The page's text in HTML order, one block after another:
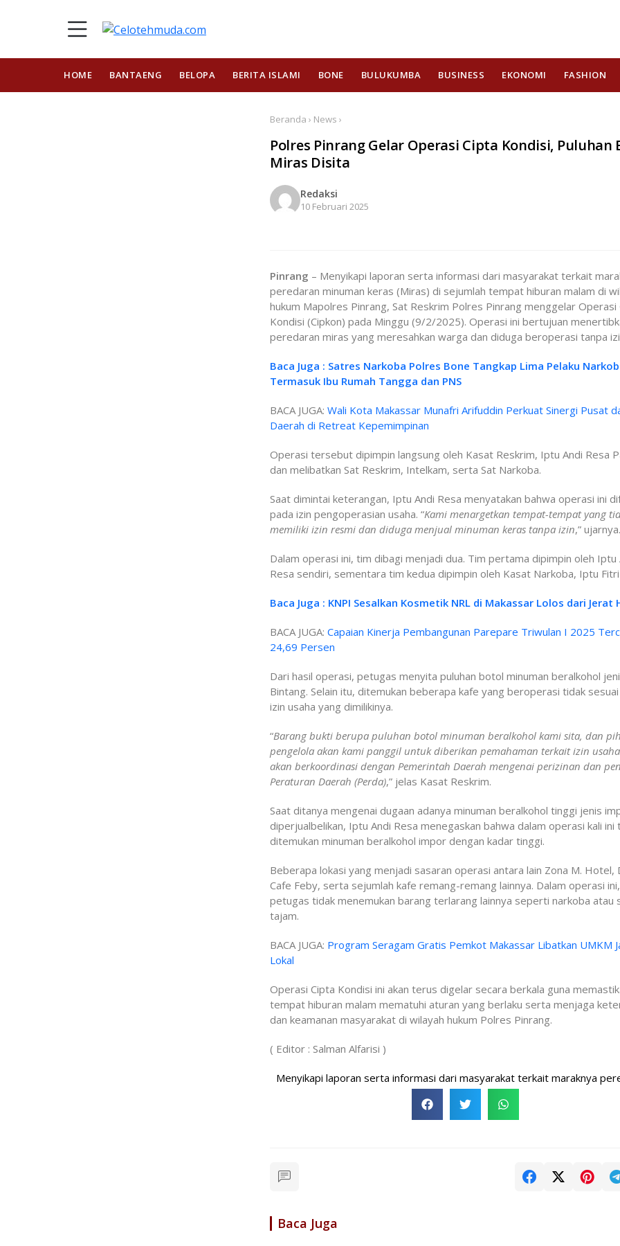
HOME BANTAENG BELOPA BERITA ISLAMI BONE BULUKUMBA BUSINESS EKONOMI FASHION
Beranda › News ›
Polres Pinrang Gelar Operasi Cipta Kondisi, Puluhan
Miras Disita
Redaksi
10 Februari 2025
Pinrang – Menyikapi laporan serta informasi dari masyarakat terkait
peredaran minuman keras (Miras) di sejumlah tempat hiburan malam di
hukum Mapolres Pinrang, Sat Reskrim Polres Pinrang menggelar Operasi
Kondisi (Cipkon) pada Minggu (9/2/2025). Operasi ini bertujuan
peredaran miras yang meresahkan warga dan diduga beroperasi tanpa
Baca Juga : Satres Narkoba Polres Bone Tangkap Lima Pelaku
Termasuk Ibu Rumah Tangga dan PNS
BACA JUGA: Wali Kota Makassar Munafri Arifuddin Perkuat Sinergi Pusat
Daerah di Retreat Kepemimpinan
Operasi tersebut dipimpin langsung oleh Kasat Reskrim, Iptu Andi Resa
dan melibatkan Sat Reskrim, Intelkam, serta Sat Narkoba.
Saat dimintai keterangan, Iptu Andi Resa menyatakan bahwa operasi ini
pada izin pengoperasian usaha. “Kami menargetkan tempat-tempat yang
memiliki izin resmi dan diduga menjual minuman keras tanpa izin,” ujarnya.
Dalam operasi ini, tim dibagi menjadi dua. Tim pertama dipimpin oleh Iptu
Resa sendiri, sementara tim kedua dipimpin oleh Kasat Narkoba, Iptu
Baca Juga : KNPI Sesalkan Kosmetik NRL di Makassar Lolos dari Jerat
BACA JUGA: Capaian Kinerja Pembangunan Parepare Triwulan I 2025
24,69 Persen
Dari hasil operasi, petugas menyita puluhan botol minuman beralkohol
Bintang. Selain itu, ditemukan beberapa kafe yang beroperasi tidak
izin usaha yang dimilikinya.
“Barang bukti berupa puluhan botol minuman beralkohol kami sita, dan
pengelola akan kami panggil untuk diberikan pemahaman terkait izin
akan berkoordinasi dengan Pemerintah Daerah mengenai perizinan dan
Peraturan Daerah (Perda),” jelas Kasat Reskrim.
Saat ditanya mengenai dugaan adanya minuman beralkohol tinggi jenis
diperjualbelikan, Iptu Andi Resa menegaskan bahwa dalam operasi kali ini
ditemukan minuman beralkohol impor dengan kadar tinggi.
Beberapa lokasi yang menjadi sasaran operasi antara lain Zona M. Hotel,
Cafe Feby, serta sejumlah kafe remang-remang lainnya. Dalam operasi ini,
petugas tidak menemukan barang terlarang lainnya seperti narkoba atau
tajam.
BACA JUGA: Program Seragam Gratis Pemkot Makassar Libatkan UMKM
Lokal
Operasi Cipta Kondisi ini akan terus digelar secara berkala guna
tempat hiburan malam mematuhi aturan yang berlaku serta menjaga
dan keamanan masyarakat di wilayah hukum Polres Pinrang.
( Editor : Salman Alfarisi )
Menyikapi laporan serta informasi dari masyarakat terkait maraknya
Baca Juga